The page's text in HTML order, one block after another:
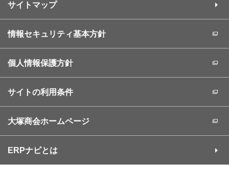
サイトマップ
情報セキュリティ基本方針
個人情報保護方針
サイトの利用条件
大塚商会ホームページ
ERPナビとは